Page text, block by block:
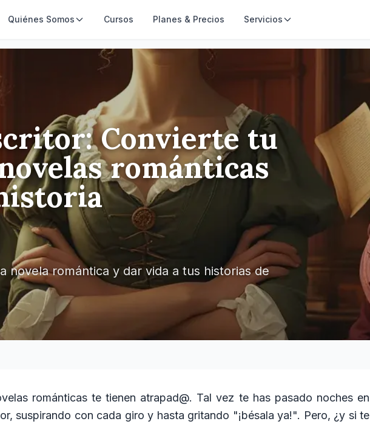
Quiénes Somos Cursos Planes & Precios Servicios
románticas en tu propia historia
Convierte tu
románticas
novela romántica y dar vida a tus historias de
románticas te tienen atrapad@. Tal vez te has pasado noches en
suspirando con cada giro y hasta gritando "¡bésala ya!". Pero, ¿y si te